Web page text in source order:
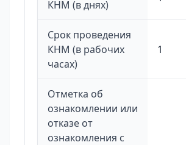
КНМ (в днях)
Срок проведения
КНМ (в рабочих
часах)
1
Отметка об
ознакомлении или
отказе от
ознакомления с